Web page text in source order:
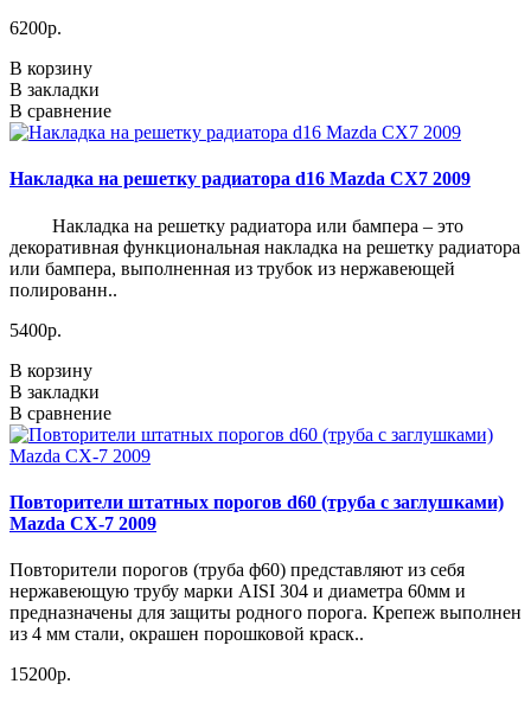
6200р.
В корзину
В закладки
В сравнение
Накладка на решетку радиатора d16 Mazda CX7 2009
Накладка на решетку радиатора или бампера – это
декоративная функциональная накладка на решетку радиатора
или бампера, выполненная из трубок из нержавеющей
полированн..
5400р.
В корзину
В закладки
В сравнение
Повторители штатных порогов d60 (труба с заглушками)
Mazda CX-7 2009
Повторители порогов (труба ф60) представляют из себя
нержавеющую трубу марки AISI 304 и диаметра 60мм и
предназначены для защиты родного порога. Крепеж выполнен
из 4 мм стали, окрашен порошковой краск..
15200р.